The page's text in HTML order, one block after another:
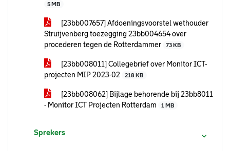
5 MB
[23bb007657] Afdoeningsvoorstel wethouder
Struijvenberg toezegging 23bb004654 over
procederen tegen de Rotterdammer
73 KB
[23bb008011] Collegebrief over Monitor ICT-
projecten MIP 2023-02
218 KB
[23bb008062] Bijlage behorende bij 23bb8011
- Monitor ICT Projecten Rotterdam
1 MB
Sprekers